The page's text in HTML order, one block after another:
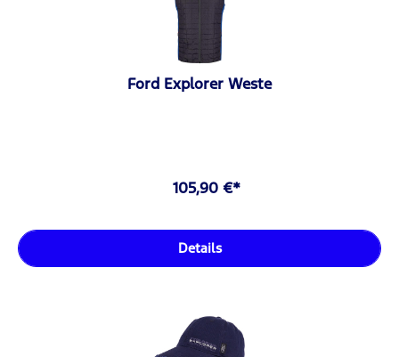
Ford Explorer Weste
105,90 €*
Details